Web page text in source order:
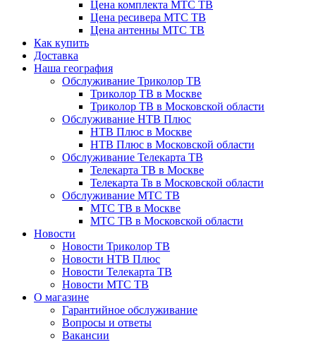
Цена комплекта МТС ТВ
Цена ресивера МТС ТВ
Цена антенны МТС ТВ
Как купить
Доставка
Наша география
Обслуживание Триколор ТВ
Триколор ТВ в Москве
Триколор ТВ в Московской области
Обслуживание НТВ Плюс
НТВ Плюс в Москве
НТВ Плюс в Московской области
Обслуживание Телекарта ТВ
Телекарта ТВ в Москве
Телекарта Тв в Московской области
Обслуживание МТС ТВ
МТС ТВ в Москве
МТС ТВ в Московской области
Новости
Новости Триколор ТВ
Новости НТВ Плюс
Новости Телекарта ТВ
Новости МТС ТВ
О магазине
Гарантийное обслуживание
Вопросы и ответы
Вакансии